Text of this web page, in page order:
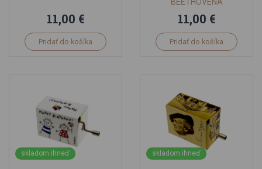
11,00 €
Pridať do košíka
11,00 €
Pridať do košíka
skladom ihneď skladom ihneď